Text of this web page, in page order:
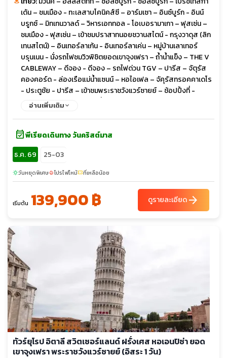
เด้น – ชมเมือง - ทะเลสาบโคนิคส์ซี – อาร์มเซา – อินซ์บูร์ก - อินน์
บรูกซ์ – มิทเทนวาลด์ – วิหารเอททอล - โอเบอรามาเกา – ฟุสเซ่น –
ชมเมือง - ฟุสเซ่น – เข้าชมปราสาทนอยชวานสไตน์ - กรุงวาดุส (ลิก
เทนสไตน์) – อินเทอร์ลาเก้น - อินเทอร์ลาเค่น – หมู่บ้านเลาเทอร์
บรุนเนน - นั่งรถไฟชมวิวพิชิตยอดเขาจุงเฟรา – ถ้ำน้ำแข็ง – THE V
CABLEWAY – ดีจอง - ดีจอง – รถไฟด่วน TGV – ปารีส – จัตุรัส
คองคอร์ด - ล่องเรือแม่น้ำแซนน์ – หอไอเฟล – จัคุรัสทรอคคาเดโร
- ประตูชัย - ปารีส – เข้าชมพระราชวังแวร์ซายย์ – ช้อปปิ้งที่ -
BENLUX DUTY FREE และที่ห้างลาฟาแยต - ปารีส – เดินทางกลับ
อ่านเพิ่มเติม
event_availableพีเรียดเดินทาง วันคริสต์มาส
ธ.ค. 69
25-03
sunnyวันหยุดพิเศษlocal_fire_departmentโปรไฟไหม้confirmation_numberที่เหลือน้อย
เริ่มต้น 139,900 ฿ ดูรายละเอียดarrow_forward
ทัวร์ยุโรป อิตาลี สวิตเซอร์แลนด์ ฝรั่งเศส หอเอนปิซ่า ยอด
เขาจุงเฟรา พระราชวังแวร์ซายย์ (อิสระ 1 วัน)